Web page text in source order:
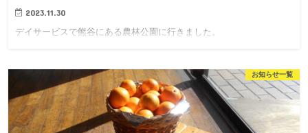
2023.11.30
デイサービスで熊谷にある農林公園に行きました。
お知らせ一覧